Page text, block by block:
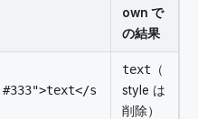
own で
の結果
s
text （
style は
削除）